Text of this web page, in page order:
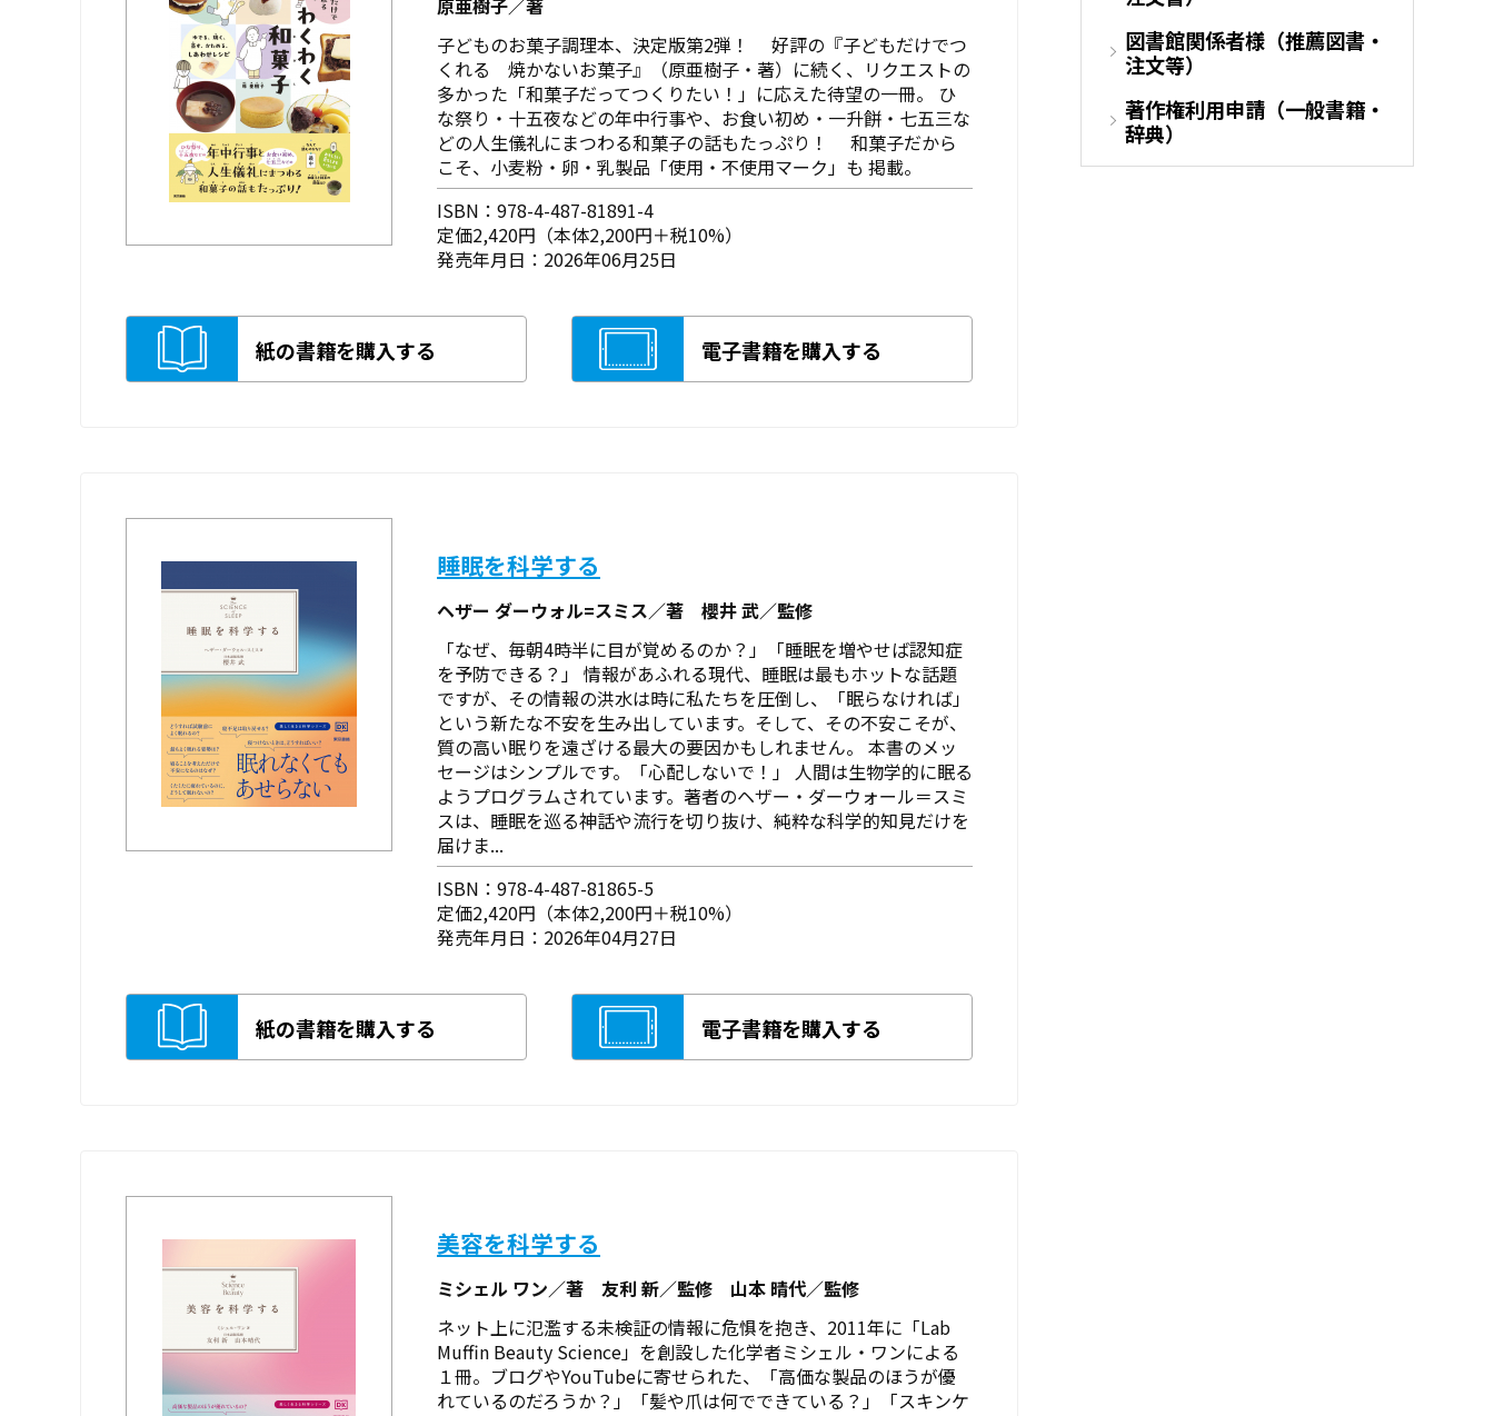
子どものお菓子調理本、決定版第2弾！ 好評の『子どもだけでつ
くれる 焼かないお菓子』（原亜樹子・著）に続く、リクエストの
多かった「和菓子だってつくりたい！」に応えた待望の一冊。 ひ
な祭り・十五夜などの年中行事や、お食い初め・一升餅・七五三な
どの人生儀礼にまつわる和菓子の話もたっぷり！ 和菓子だから
こそ、小麦粉・卵・乳製品「使用・不使用マーク」も 掲載。
ISBN：978-4-487-81891-4
定価2,420円（本体2,200円＋税10%）
発売年月日：2026年06月25日
紙の書籍を購入する 電子書籍を購入する
睡眠を科学する
ヘザー ダーウォル=スミス／著 櫻井 武／監修
「なぜ、毎朝4時半に目が覚めるのか？」「睡眠を増やせば認知症
を予防できる？」 情報があふれる現代、睡眠は最もホットな話題
ですが、その情報の洪水は時に私たちを圧倒し、「眠らなければ」
という新たな不安を生み出しています。そして、その不安こそが、
質の高い眠りを遠ざける最大の要因かもしれません。 本書のメッ
セージはシンプルです。「心配しないで！」 人間は生物学的に眠る
ようプログラムされています。著者のヘザー・ダーウォール＝スミ
スは、睡眠を巡る神話や流行を切り抜け、純粋な科学的知見だけを
届けま...
ISBN：978-4-487-81865-5
定価2,420円（本体2,200円＋税10%）
発売年月日：2026年04月27日
紙の書籍を購入する 電子書籍を購入する
美容を科学する
ミシェル ワン／著 友利 新／監修 山本 晴代／監修
ネット上に氾濫する未検証の情報に危惧を抱き、2011年に「Lab
Muffin Beauty Science」を創設した化学者ミシェル・ワンによる
１冊。ブログやYouTubeに寄せられた、「高価な製品のほうが優
れているのだろうか？」「髪や爪は何でできている？」「スキンケ
図書館関係者様（推薦図書・
注文等）
著作権利用申請（一般書籍・
辞典）